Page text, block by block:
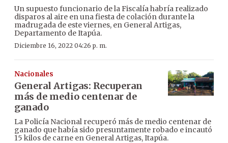
Un supuesto funcionario de la Fiscalía habría realizado
disparos al aire en una fiesta de colación durante la
madrugada de este viernes, en General Artigas,
Departamento de Itapúa.
Diciembre 16, 2022 04:26 p. m.
Nacionales
General Artigas: Recuperan
más de medio centenar de
ganado
La Policía Nacional recuperó más de medio centenar de
ganado que había sido presuntamente robado e incautó
15 kilos de carne en General Artigas, Itapúa.